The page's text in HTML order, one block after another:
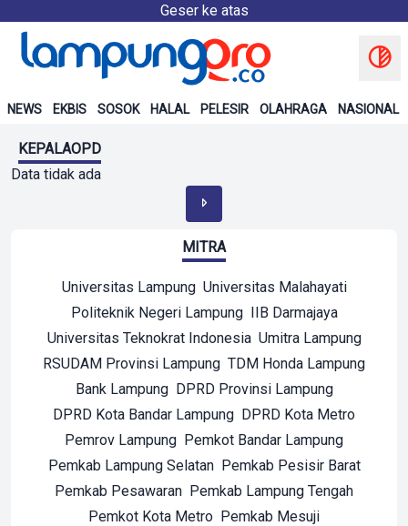
Geser ke atas
NEWS EKBIS SOSOK HALAL PELESIR OLAHRAGA NASIONAL
KEPALAOPD
Data tidak ada
MITRA
Universitas Lampung Universitas Malahayati
Politeknik Negeri Lampung IIB Darmajaya
Universitas Teknokrat Indonesia Umitra Lampung
RSUDAM Provinsi Lampung TDM Honda Lampung
Bank Lampung DPRD Provinsi Lampung
DPRD Kota Bandar Lampung DPRD Kota Metro
Pemrov Lampung Pemkot Bandar Lampung
Pemkab Lampung Selatan Pemkab Pesisir Barat
Pemkab Pesawaran Pemkab Lampung Tengah
Pemkot Kota Metro Pemkab Mesuji